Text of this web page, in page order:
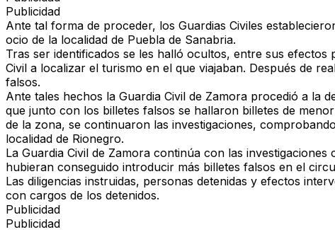
Publicidad
Ante tal forma de proceder, los Guardias Civiles
ocio de la localidad de Puebla de Sanabria.
Tras ser identificados se les halló ocultos, entre sus
Civil a localizar el turismo en el que viajaban. Después de
falsos.
Ante tales hechos la Guardia Civil de Zamora procedió a la
que junto con los billetes falsos se hallaron billetes de
de la zona, se continuaron las investigaciones,
localidad de Rionegro.
La Guardia Civil de Zamora continúa con las
hubieran conseguido introducir más billetes falsos en el
Las diligencias instruidas, personas detenidas y efectos
con cargos de los detenidos.
Publicidad
Publicidad